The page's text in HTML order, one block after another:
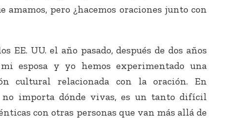
amamos, pero ¿hacemos oraciones junto con
EE. UU. el año pasado, después de dos años
esposa y yo hemos experimentado una
cultural relacionada con la oración. En
no importa dónde vivas, es un tanto difícil
con otras personas que van más allá de